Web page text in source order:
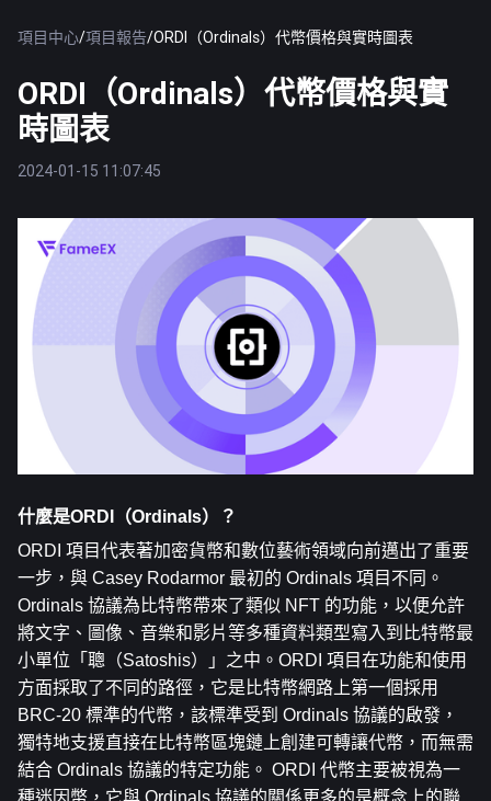
項目中心/項目報告/ORDI（Ordinals）代幣價格與實時圖表
ORDI（Ordinals）代幣價格與實
時圖表
2024-01-15 11:07:45
什麼是ORDI（Ordinals）？
ORDI 項目代表著加密貨幣和數位藝術領域向前邁出了重要
一步，與 Casey Rodarmor 最初的 Ordinals 項目不同。
Ordinals 協議為 比特幣帶來了類似 NFT 的功能，以便允許
將文字、圖像、音樂和影片等多種資料類型寫入到比特幣最
小單位「聰（Satoshis）」之中。ORDI 項目在功能和使用
方面採取了不同的路徑，它是比特幣網路上第一個採用
BRC-20 標準的代幣，該標準受到 Ordinals 協議的啟發，
獨特地支援直接在比特幣區塊鏈上創建可轉讓代幣，而無需
結合 Ordinals 協議的特定功能。 ORDI 代幣主要被視為一